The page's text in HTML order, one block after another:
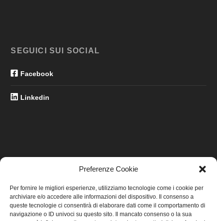
Preferenze Cookie
Per fornire le migliori esperienze, utilizziamo tecnologie come i cookie per
archiviare e/o accedere alle informazioni del dispositivo. Il consenso a
queste tecnologie ci consentirà di elaborare dati come il comportamento di
navigazione o ID univoci su questo sito. Il mancato consenso o la sua
SEGUICI SUI SOCIAL
Facebook
Linkedin
Home